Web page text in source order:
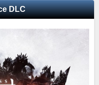
DLC